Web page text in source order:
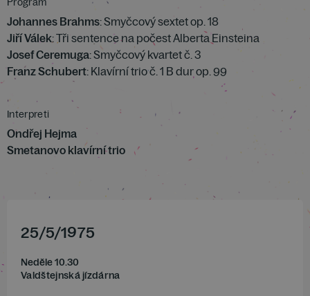
Johannes Brahms: Smyčcový sextet op. 18
Jiří Válek: Tři sentence na počest Alberta Einsteina
Josef Ceremuga: Smyčcový kvartet č. 3
Franz Schubert: Klavírní trio č. 1 B dur op. 99
Interpreti
Ondřej Hejma
Smetanovo klavírní trio
25/5/1975
Neděle 10.30
Valdštejnská jízdárna